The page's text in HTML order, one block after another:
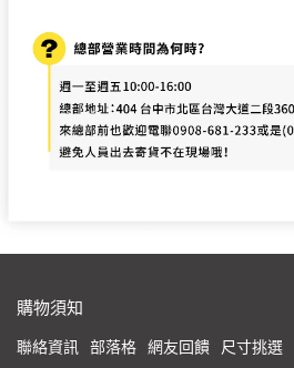
購物須知
聯絡資訊 部落格 網友回饋 尺寸挑選